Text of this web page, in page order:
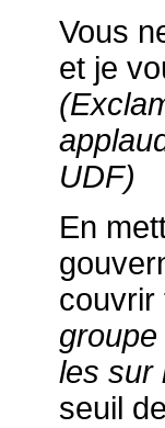
Vous
et je
UDF)
En
couvrir
les sur
seuil